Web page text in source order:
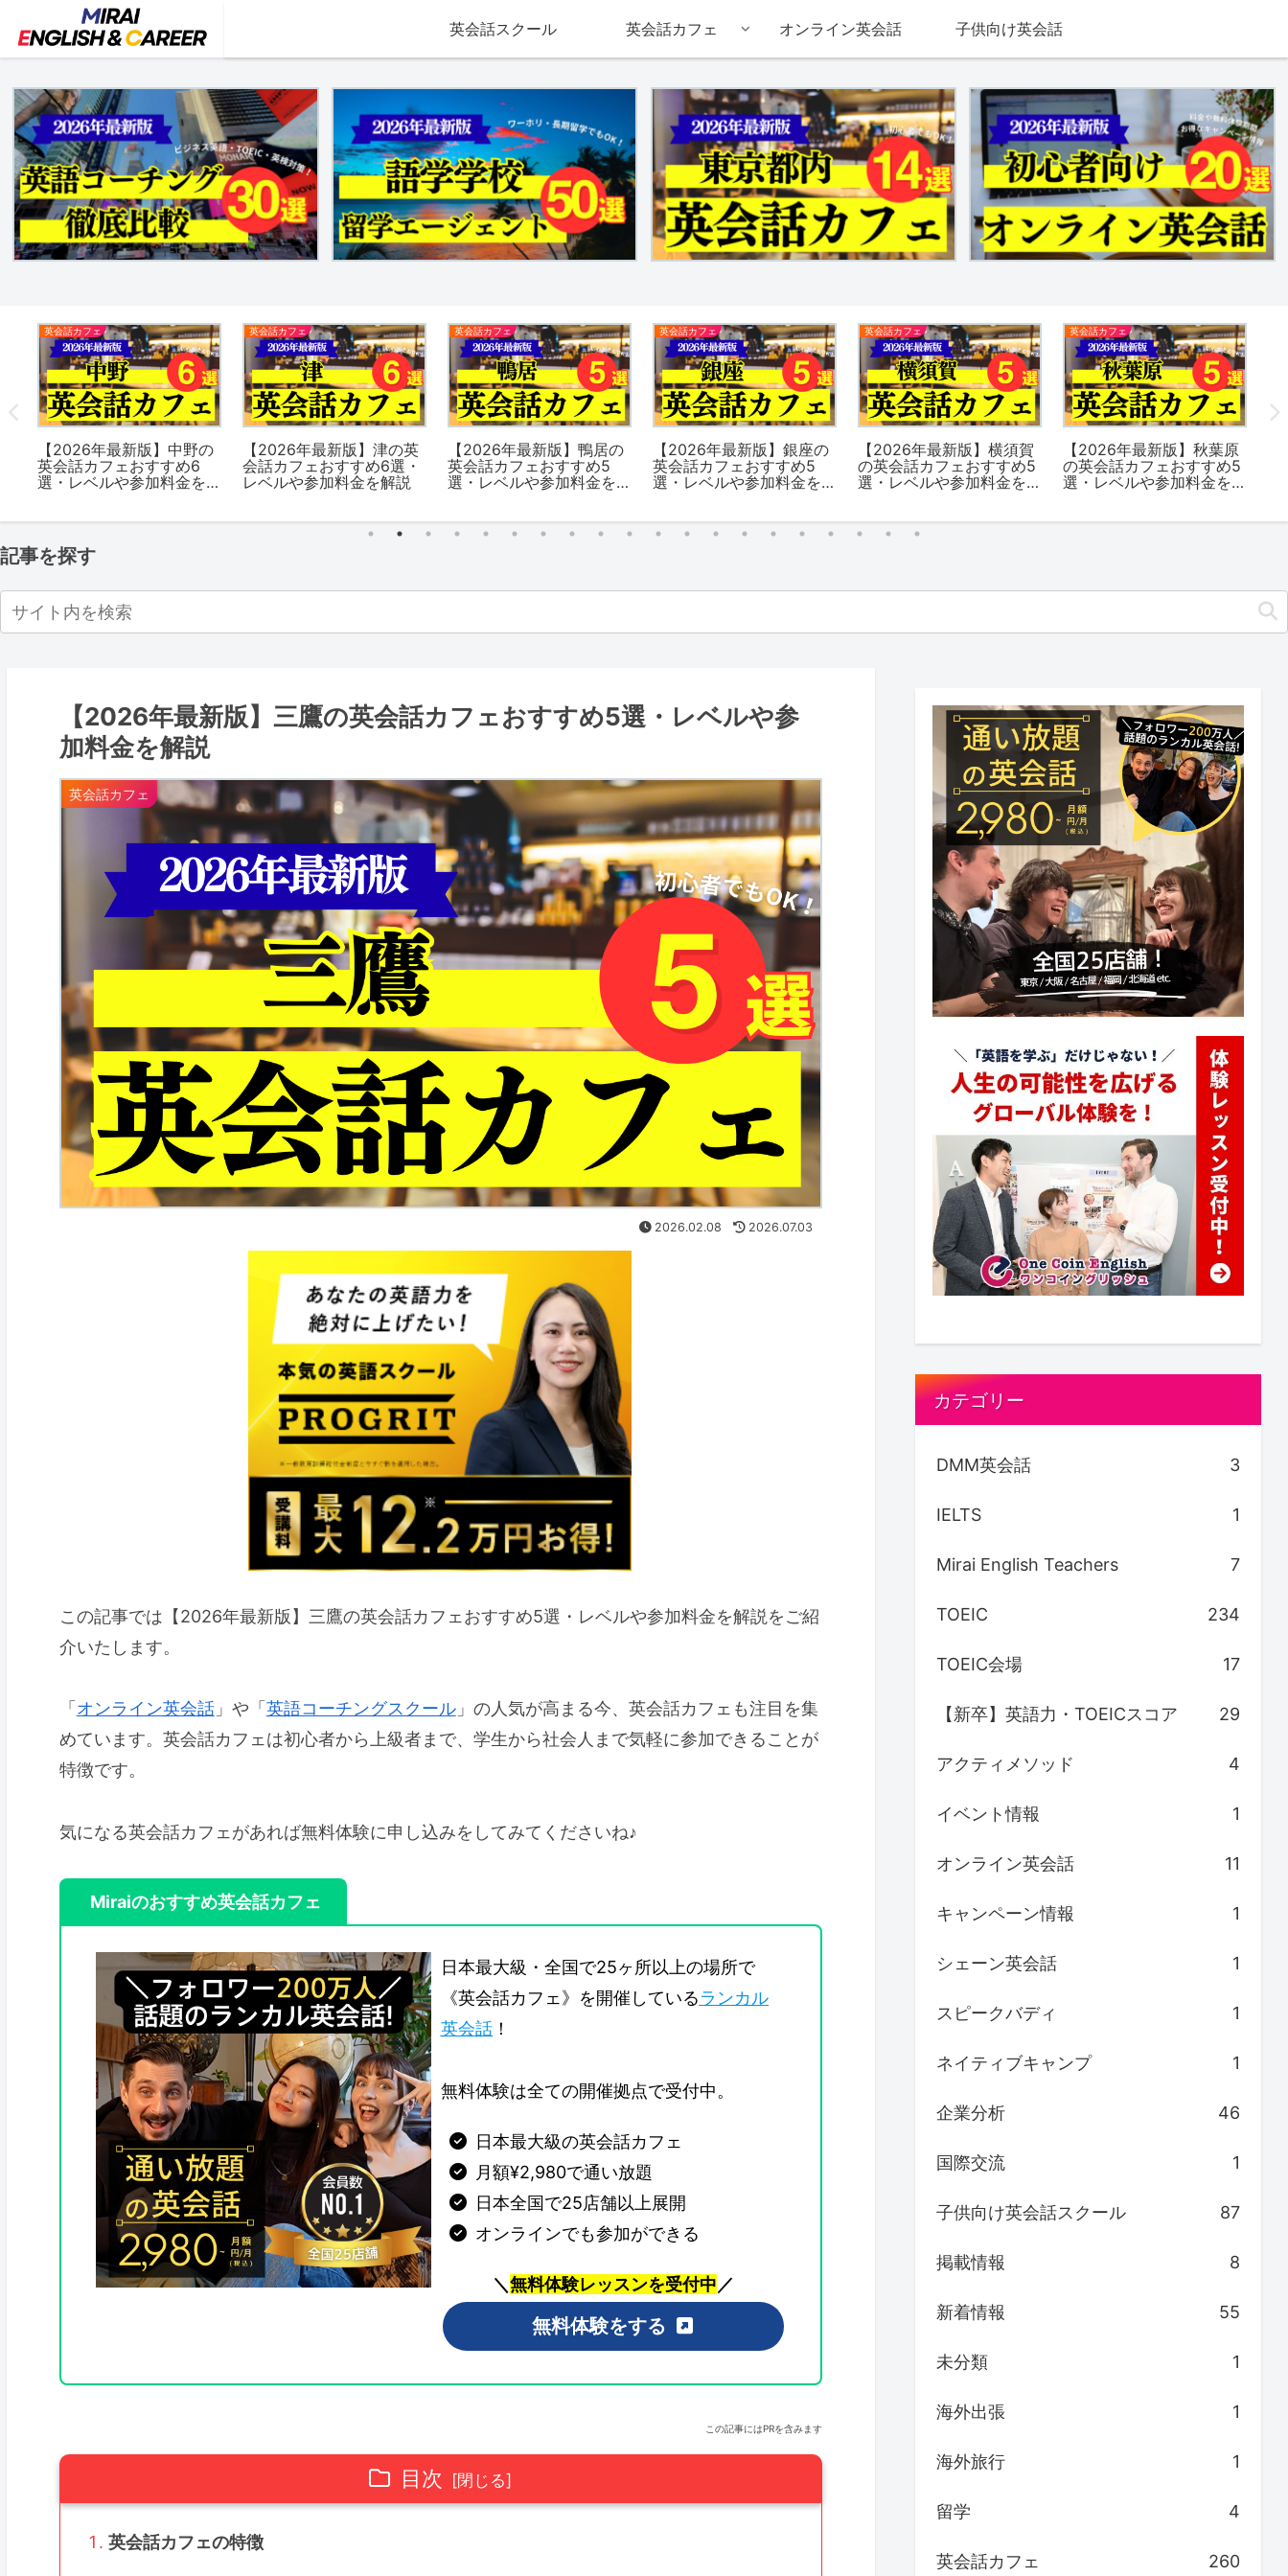
英会話スクール 英会話カフェ オンライン英会話 子供向け英会話
英会話カフェ
【2026年最新版】中野の
英会話カフェおすすめ6
選・レベルや参加料金を
英会話カフェ
【2026年最新版】津の英
会話カフェおすすめ6選・
レベルや参加料金を解説
英会話カフェ
【2026年最新版】鴨居の
英会話カフェおすすめ5
選・レベルや参加料金を
英会話カフェ
【2026年最新版】銀座の
英会話カフェおすすめ5
選・レベルや参加料金を
英会話カフェ
【2026年最新版】横須賀
の英会話カフェおすすめ5
選・レベルや参加料金を
英会話カフェ
【2026年最新版】秋葉原
の英会話カフェおすすめ5
選・レベルや参加料金を
記事を探す
【2026年最新版】三鷹の英会話カフェおすすめ5選・レベルや参
加料金を解説
英会話カフェ
2026.02.08 2026.07.03
この記事では【2026年最新版】三鷹の英会話カフェおすすめ5選・レベルや参加料金を解説をご紹
介いたします。
「 オンライン英会話」や「 英語コーチングスクール」の人気が高まる今、英会話カフェも注目を集
めています。英会話カフェは初心者から上級者まで、学生から社会人まで気軽に参加できることが
特徴です。
気になる英会話カフェがあれば無料体験に申し込みをしてみてくださいね♪
Miraiのおすすめ英会話カフェ
日本最大級・全国で25ヶ所以上の場所で
《英会話カフェ》を開催しているランカル
英会話！
無料体験は全ての開催拠点で受付中。
日本最大級の英会話カフェ
月額¥2,980で通い放題
日本全国で25店舗以上展開
オンラインでも参加ができる
＼無料体験レッスンを受付中／
無料体験をする
この記事にはPRを含みます
目次
英会話カフェの特徴
カテゴリー
DMM英会話 3
IELTS 1
Mirai English Teachers 7
TOEIC 234
TOEIC会場 17
【新卒】英語力・TOEICスコア 29
アクティメソッド 4
イベント情報 1
オンライン英会話 11
キャンペーン情報 1
シェーン英会話 1
スピークバディ 1
ネイティブキャンプ 1
企業分析 46
国際交流 1
子供向け英会話スクール 87
掲載情報 8
新着情報 55
未分類 1
海外出張 1
海外旅行 1
留学 4
英会話カフェ 260